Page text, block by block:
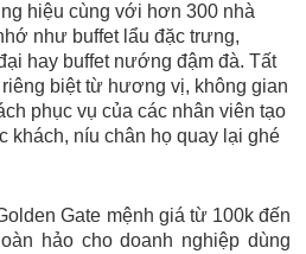
hiệu cùng với hơn 300 nhà
như buffet lẩu đặc trưng,
hay buffet nướng đậm đà. Tất
biệt từ hương vị, không gian
phục vụ của các nhân viên tạo
khách, níu chân họ quay lại ghé
Gate mệnh giá từ 100k đến
hảo cho doanh nghiệp dùng